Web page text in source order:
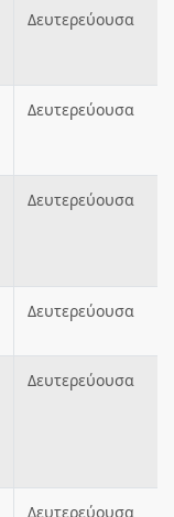
Δευτερεύουσα
Δευτερεύουσα
Δευτερεύουσα
Δευτερεύουσα
Δευτερεύουσα
Δευτερεύουσα